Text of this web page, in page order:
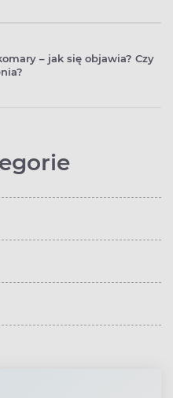
– jak się objawia? Czy